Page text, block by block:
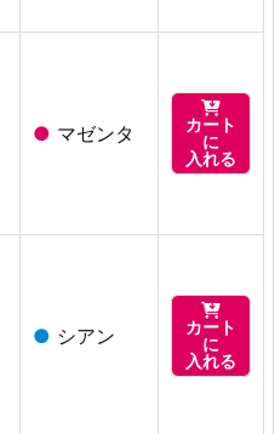
● マゼンタ

カート
に
入れる
● シアン

カート
に
入れる